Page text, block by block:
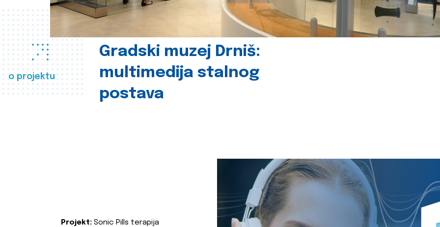
o projektu
Gradski muzej Drniš:
multimedija stalnog
postava
Projekt: Sonic Pills terapija